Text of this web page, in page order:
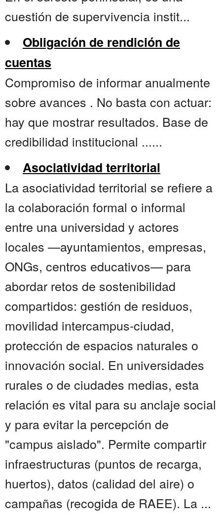
cuestión de supervivencia instit...
Obligación de rendición de
cuentas
Compromiso de informar anualmente
sobre avances . No basta con actuar:
hay que mostrar resultados. Base de
credibilidad institucional ......
Asociatividad territorial
La asociatividad territorial se refiere a
la colaboración formal o informal
entre una universidad y actores
locales —ayuntamientos, empresas,
ONGs, centros educativos— para
abordar retos de sostenibilidad
compartidos: gestión de residuos,
movilidad intercampus-ciudad,
protección de espacios naturales o
innovación social. En universidades
rurales o de ciudades medias, esta
relación es vital para su anclaje social
y para evitar la percepción de
"campus aislado". Permite compartir
infraestructuras (puntos de recarga,
huertos), datos (calidad del aire) o
campañas (recogida de RAEE). La ...